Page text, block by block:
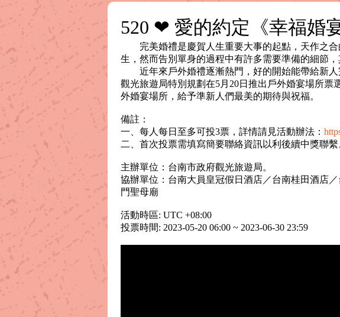
520 ❤ 愛的約定《幸福婚
完美婚禮是慶賀人生重要大事的起點，天作之合
生，然而告別單身的過程中有許多需要準備的細節
近年來戶外婚禮逐漸熱門，好的開始能帶給新人
觀光旅遊局特別規劃在5月20日推出戶外婚宴場所票
外婚宴場所，給予準新人們最美的期待與祝福。
備註：
一、每人每日至多可投3票，詳情請見活動辦法：
二、首次投票需填寫簡要聯絡資訊以利後續中獎聯繫
主辦單位：台南市政府觀光旅遊局。
協辦單位：台南大員皇冠假日酒店／台南桂田酒店
門聖母廟
活動時區: UTC +08:00
投票時間: 2023-05-20 06:00 ~ 2023-06-30 23:59